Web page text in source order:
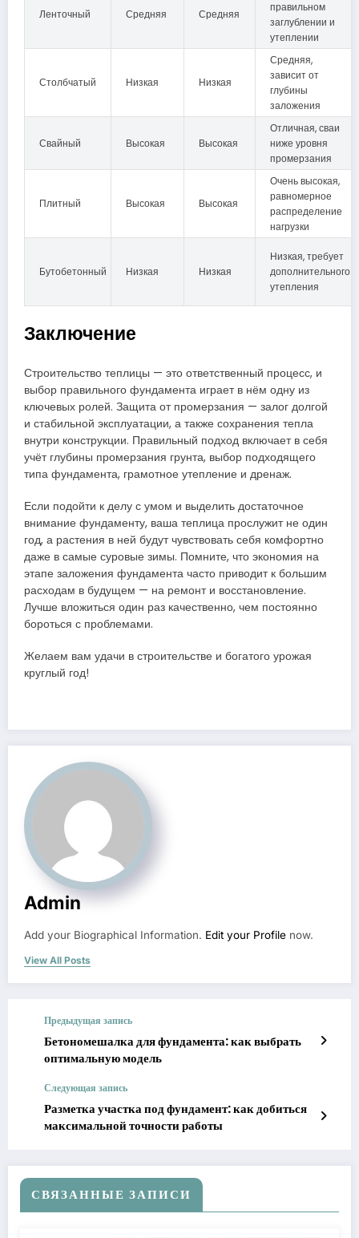
Ленточный Средняя Средняя
правильном
заглублении и
утеплении
Столбчатый Низкая Низкая
Средняя,
зависит от
глубины
заложения
Свайный Высокая Высокая
Отличная, сваи
ниже уровня
промерзания
Плитный Высокая Высокая
Очень высокая,
равномерное
распределение
нагрузки
Бутобетонный Низкая Низкая
Низкая, требует
дополнительного
утепления
Заключение
Строительство теплицы — это ответственный процесс, и
выбор правильного фундамента играет в нём одну из
ключевых ролей. Защита от промерзания — залог долгой
и стабильной эксплуатации, а также сохранения тепла
внутри конструкции. Правильный подход включает в себя
учёт глубины промерзания грунта, выбор подходящего
типа фундамента, грамотное утепление и дренаж.
Если подойти к делу с умом и выделить достаточное
внимание фундаменту, ваша теплица прослужит не один
год, а растения в ней будут чувствовать себя комфортно
даже в самые суровые зимы. Помните, что экономия на
этапе заложения фундамента часто приводит к большим
расходам в будущем — на ремонт и восстановление.
Лучше вложиться один раз качественно, чем постоянно
бороться с проблемами.
Желаем вам удачи в строительстве и богатого урожая
круглый год!
Admin
Add your Biographical Information. Edit your Profile now.
View All Posts
Предыдущая запись
Бетономешалка для фундамента: как выбрать
оптимальную модель
Следующая запись
Разметка участка под фундамент: как добиться
максимальной точности работы
СВЯЗАННЫЕ ЗАПИСИ